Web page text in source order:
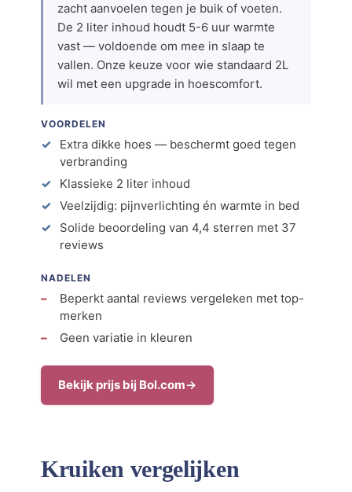
zacht aanvoelen tegen je buik of voeten.
De 2 liter inhoud houdt 5-6 uur warmte
vast — voldoende om mee in slaap te
vallen. Onze keuze voor wie standaard 2L
wil met een upgrade in hoescomfort.
VOORDELEN
Extra dikke hoes — beschermt goed tegen
verbranding
Klassieke 2 liter inhoud
Veelzijdig: pijnverlichting én warmte in bed
Solide beoordeling van 4,4 sterren met 37
reviews
NADELEN
Beperkt aantal reviews vergeleken met top-
merken
Geen variatie in kleuren
Bekijk prijs bij Bol.com
Kruiken vergelijken